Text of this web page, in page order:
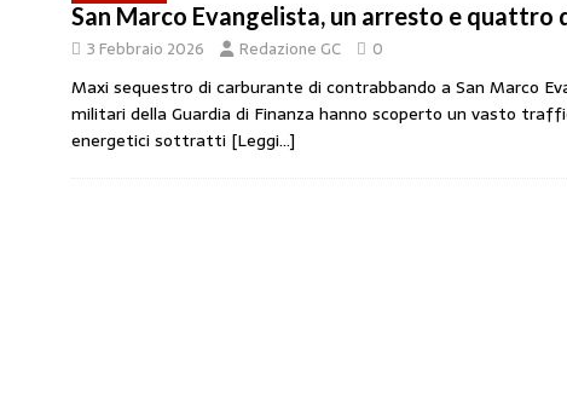
[ 4 Agosto 2026 ] Caro Carburanti, prorogato
[ 4 Agosto 2026 ] Carburanti, Sperduto
amministrato»
MERCATO PREZZI
[ 31 Luglio 2026 ]
IP rinnova l’accordo con i
Carburanti, i sindacati al
Taglio delle accise, il
CARBURANTI. CONTROLLI
San Marco Evangelista, un arresto e quattro
3 Febbraio 2026 Redazione GC 0
Maxi sequestro di carburante di contrabbando a San Marco
militari della Guardia di Finanza hanno scoperto un vasto
energetici sottratti [Leggi…]